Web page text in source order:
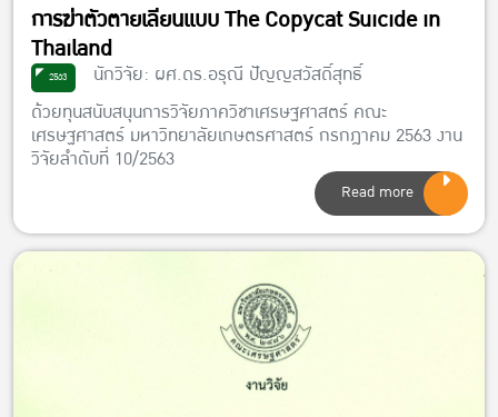
การฆ่าตัวตายเลียนแบบ The Copycat Suicide in
Thailand
2563
นักวิจัย: ผศ.ดร.อรุณี ปัญญสวัสดิ์สุทธิ์
ด้วยทุนสนับสนุนการวิจัยภาควิชาเศรษฐศาสตร์ คณะ
เศรษฐศาสตร์ มหาวิทยาลัยเกษตรศาสตร์ กรกฎาคม 2563 งาน
วิจัยลำดับที่ 10/2563
Read more